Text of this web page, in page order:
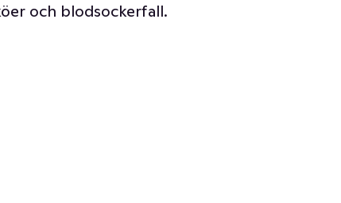
och blodsockerfall.